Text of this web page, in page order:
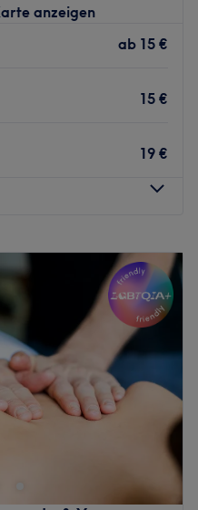
anzeigen
ab 15 €
15 €
19 €
11:00
–19:00
09:00 –13:00
10:00
19:00
10:00
12:00
Geschlossen
Büdingen für
Wachs in entspannter,
dreht sich hier alles um
ohne Zeitdruck und
Mit